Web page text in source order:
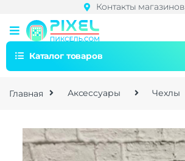
Контакты магазинов
Каталог товаров
Главная Аксессуары Чехлы